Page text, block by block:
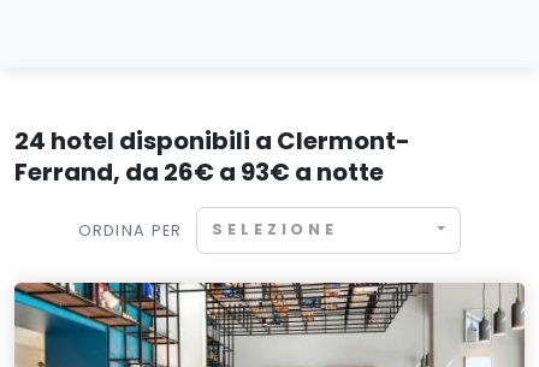
24 hotel disponibili a Clermont-
Ferrand, da 26€ a 93€ a notte
ORDINA PER SELEZIONE